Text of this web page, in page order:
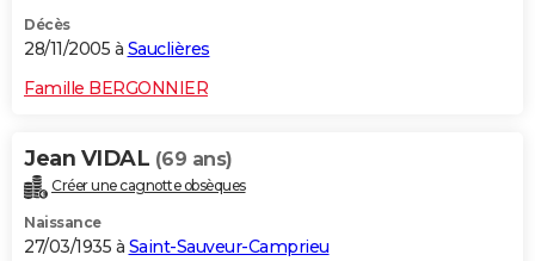
Décès
28/11/2005 à Sauclières
Famille BERGONNIER
Jean VIDAL (69 ans)
Créer une cagnotte obsèques
Naissance
27/03/1935 à Saint-Sauveur-Camprieu